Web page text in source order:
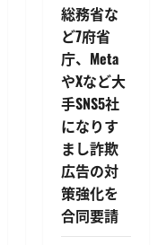
総務省な
ど7府省
庁、Meta
やXなど大
手SNS5社
になりす
まし詐欺
広告の対
策強化を
合同要請